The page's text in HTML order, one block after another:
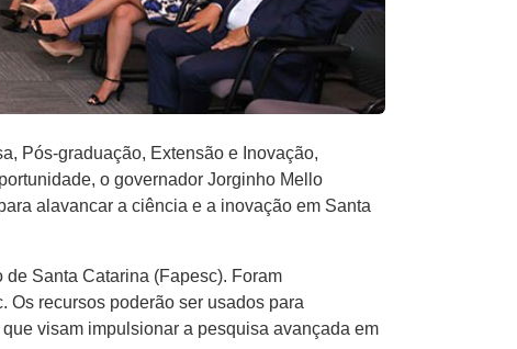
Pós-graduação, Extensão e Inovação,
o governador Jorginho Mello
alavancar a ciência e a inovação em Santa
Santa Catarina (Fapesc). Foram
recursos poderão ser usados para
visam impulsionar a pesquisa avançada em